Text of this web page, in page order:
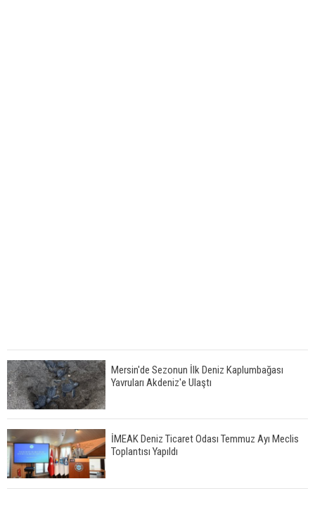
Mersin'de Sezonun İlk Deniz Kaplumbağası
Yavruları Akdeniz'e Ulaştı
İMEAK Deniz Ticaret Odası Temmuz Ayı Meclis
Toplantısı Yapıldı